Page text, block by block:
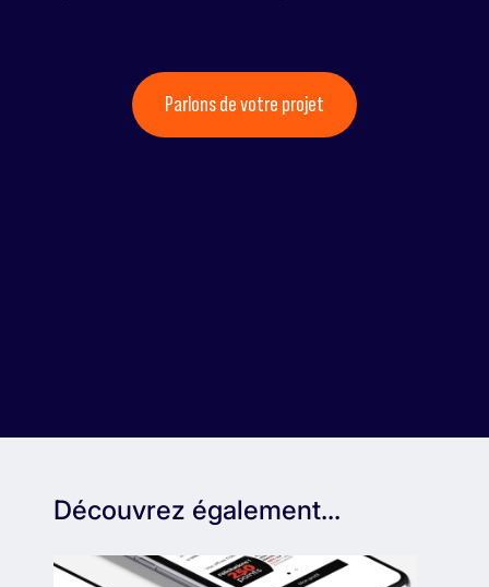
Parlons de votre projet
Découvrez également...